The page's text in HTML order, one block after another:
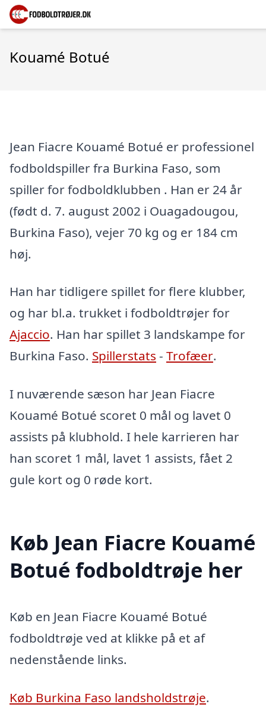
Kouamé Botué
Jean Fiacre Kouamé Botué er professionel
fodboldspiller fra Burkina Faso, som
spiller for fodboldklubben . Han er 24 år
(født d. 7. august 2002 i Ouagadougou,
Burkina Faso), vejer 70 kg og er 184 cm
høj.
Han har tidligere spillet for flere klubber,
og har bl.a. trukket i fodboldtrøjer for
Ajaccio. Han har spillet 3 landskampe for
Burkina Faso. Spillerstats - Trofæer.
I nuværende sæson har Jean Fiacre
Kouamé Botué scoret 0 mål og lavet 0
assists på klubhold. I hele karrieren har
han scoret 1 mål, lavet 1 assists, fået 2
gule kort og 0 røde kort.
Køb Jean Fiacre Kouamé
Botué fodboldtrøje her
Køb en Jean Fiacre Kouamé Botué
fodboldtrøje ved at klikke på et af
nedenstående links.
Køb Burkina Faso landsholdstrøje.